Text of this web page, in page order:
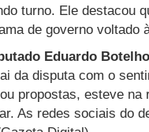
turno. Ele destacou
de governo voltado
Eduardo Botelho
da disputa com o
propostas, esteve na
As redes sociais do